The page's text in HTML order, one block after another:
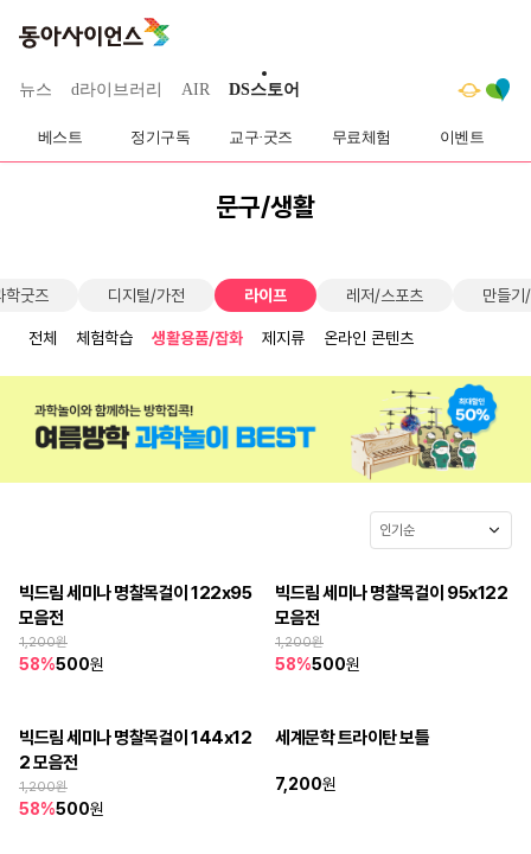
뉴스 d라이브러리 AIR DS스토어
베스트 정기구독 교구·굿즈 무료체험 이벤트
문구/생활
학굿즈 디지털/가전 라이프 레저/스포츠 만들기
전체 체험학습 생활용품/잡화 제지류 온라인 콘텐츠
인기순
빅드림 세미나 명찰목걸이 122x95
모음전
1,200원
58%500원
빅드림 세미나 명찰목걸이 95x122
모음전
1,200원
58%500원
빅드림 세미나 명찰목걸이 144x12
2 모음전
1,200원
58%500원
판매 종료
세계문학 트라이탄 보틀
7,200원